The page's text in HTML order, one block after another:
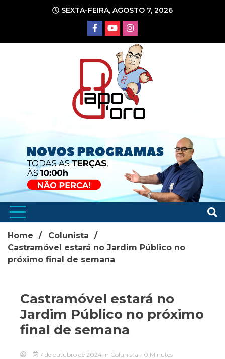
conteúdo
SEXTA-FEIRA, AGOSTO 7, 2026
Home
Colunista
Castramóvel estará no Jardim Público no
próximo final de semana
Castramóvel estará no
Jardim Público no próximo
final de semana
7 de outubro de 2024 in Colunista - 0 Minutes